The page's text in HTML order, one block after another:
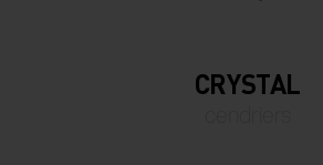
CRYSTAL